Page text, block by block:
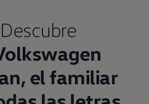
Descubre
, el familiar